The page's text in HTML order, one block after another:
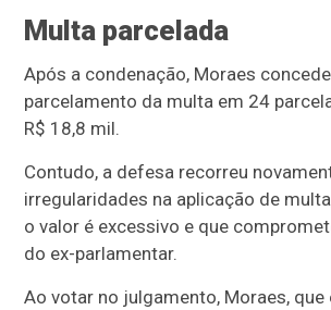
Multa parcelada
Após a condenação, Moraes
parcelamento da multa em 24
R$ 18,8 mil.
Contudo, a defesa recorreu
irregularidades na aplicação de
o valor é excessivo e que
do ex-parlamentar.
Ao votar no julgamento, Moraes, que